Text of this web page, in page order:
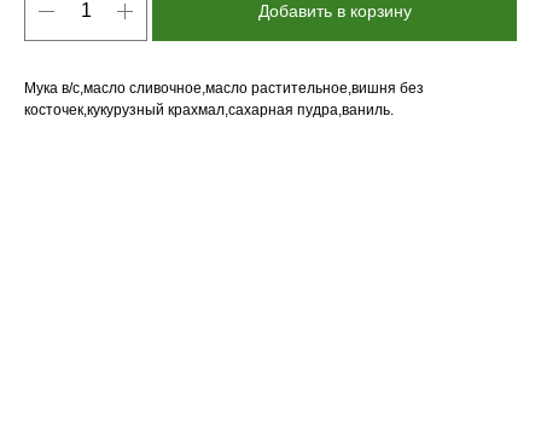
Добавить в корзину
Мука в/с,масло сливочное,масло растительное,вишня без
косточек,кукурузный крахмал,сахарная пудра,ваниль.